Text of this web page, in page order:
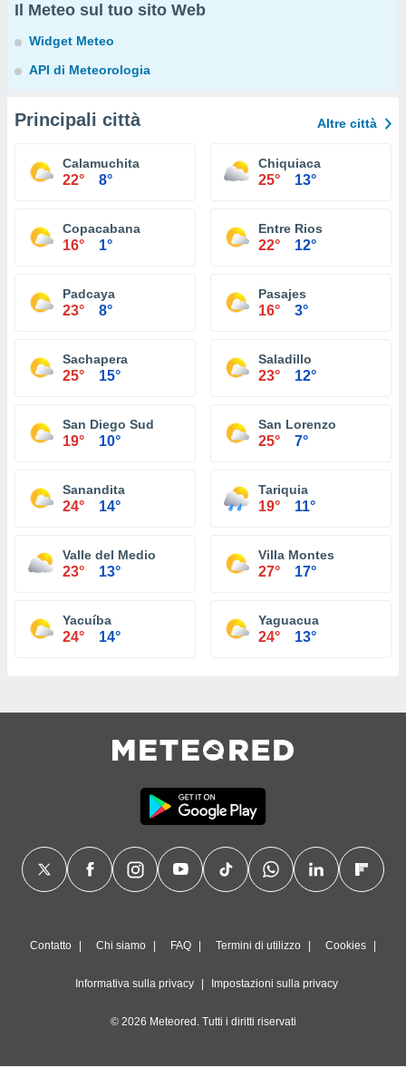
Il Meteo sul tuo sito Web
Widget Meteo
API di Meteorologia
Principali città Altre città
Calamuchita
22° 8°
Chiquiaca
25° 13°
Copacabana
16° 1°
Entre Rios
22° 12°
Padcaya
23° 8°
Pasajes
16° 3°
Sachapera
25° 15°
Saladillo
23° 12°
San Diego Sud
19° 10°
San Lorenzo
25° 7°
Sanandita
24° 14°
Tariquia
19° 11°
Valle del Medio
23° 13°
Villa Montes
27° 17°
Yacuíba
24° 14°
Yaguacua
24° 13°
Contatto Chi siamo FAQ Termini di utilizzo Cookies
Informativa sulla privacy Impostazioni sulla privacy
© 2026 Meteored. Tutti i diritti riservati